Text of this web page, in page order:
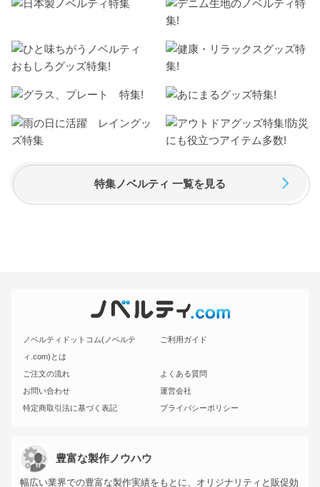
特集ノベルティ 一覧を見る
ノベルティドットコム(ノベルテ
ィ.com)とは
ご利用ガイド
ご注文の流れ
よくある質問
お問い合わせ
運営会社
特定商取引法に基づく表記
プライバシーポリシー
豊富な製作ノウハウ
幅広い業界での豊富な製作実績をもとに、オリジナリティと販促効